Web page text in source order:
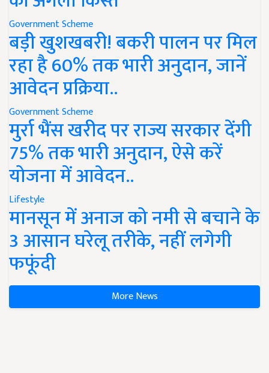
Government Scheme
बड़ी खुशखबरी! बकरी पालन पर मिल
रहा है 60% तक भारी अनुदान, जानें
आवेदन प्रक्रिया..
Government Scheme
मुर्रा भैंस खरीद पर राज्य सरकार देंगी
75% तक भारी अनुदान, ऐसे करें
योजना में आवेदन..
Lifestyle
मानसून में अनाज को नमी से बचाने के
3 आसान घरेलू तरीके, नहीं लगेगी
फफूंदी
More News